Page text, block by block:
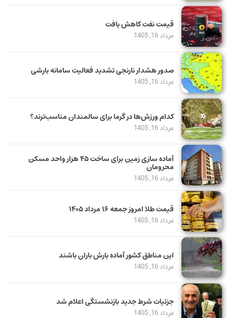
قیمت نفت کاهش یافت
مرداد 16, 1405
صدور هشدار نارنجی تشدید فعالیت سامانه بارشی
مرداد 16, 1405
کدام ورزش‌ها در گرما برای سالمندان مناسب‌ترند؟
مرداد 16, 1405
آماده سازی زمین برای ساخت ۴۵ هزار واحد مسکن
محرومان
مرداد 16, 1405
قیمت طلا امروز جمعه ۱۶ مرداد ۱۴۰۵
مرداد 16, 1405
این مناطق کشور آماده بارش باران باشند
مرداد 16, 1405
جزئیات شرط جدید بازنشستگی اعلام شد
مرداد 16, 1405